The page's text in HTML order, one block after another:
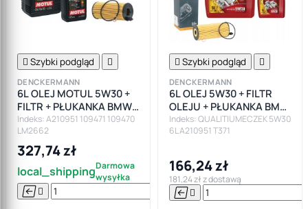
 Szybki podgląd 
DENCKERMANN
6L OLEJ MOTUL 5W30 +
FILTR + PŁUKANKA BMW
F10 F11 F20 F30 F82 E90
E92 E87
Indeks: A210951 109471 109470
LM2662
327,74 zł
local_shippingDarmowa
wysyłka
  

 Szybki podgląd 
DENCKERMANN
6L OLEJ 5W30 + FILTR
OLEJU + PŁUKANKA BMW
F10 F11 F20 F30 F82 E90
E92 E87
Indeks: QUALITIUMECZEK 5W30
6L A210951 T371
166,24 zł
181,24 zł z dostawą
 